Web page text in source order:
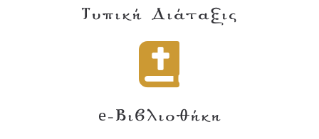
Τυπική Διάταξις
e-Βιβλιοθήκη